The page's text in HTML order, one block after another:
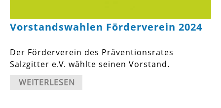
Vorstandswahlen Förderverein 2024
Der Förderverein des Präventionsrates
Salzgitter e.V. wählte seinen Vorstand.
WEITERLESEN